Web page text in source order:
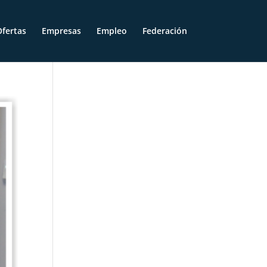
Empresas Empleo Federación